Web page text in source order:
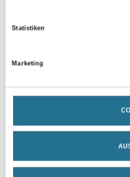
Statistiken
Marketing
- Homogene ausgeprägte